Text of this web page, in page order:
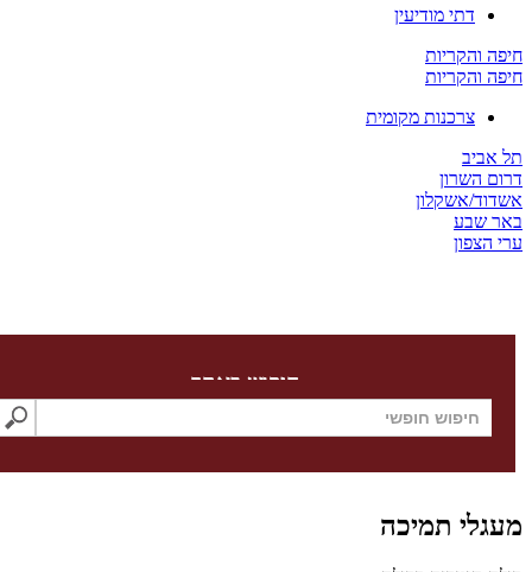
דתי מודיעין
והקריות
והקריות
צרכנות מקומית
אביב
השרון
אשקלון
שבע
הצפון
חיפוש באתר
תמיכה